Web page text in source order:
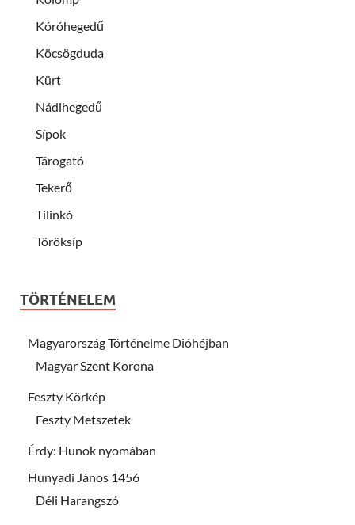
Kóróhegedű
Köcsögduda
Kürt
Nádihegedű
Sípok
Tárogató
Tekerő
Tilinkó
Töröksíp
TÖRTÉNELEM
Magyarország Történelme Dióhéjban
Magyar Szent Korona
Feszty Körkép
Feszty Metszetek
Érdy: Hunok nyomában
Hunyadi János 1456
Déli Harangszó